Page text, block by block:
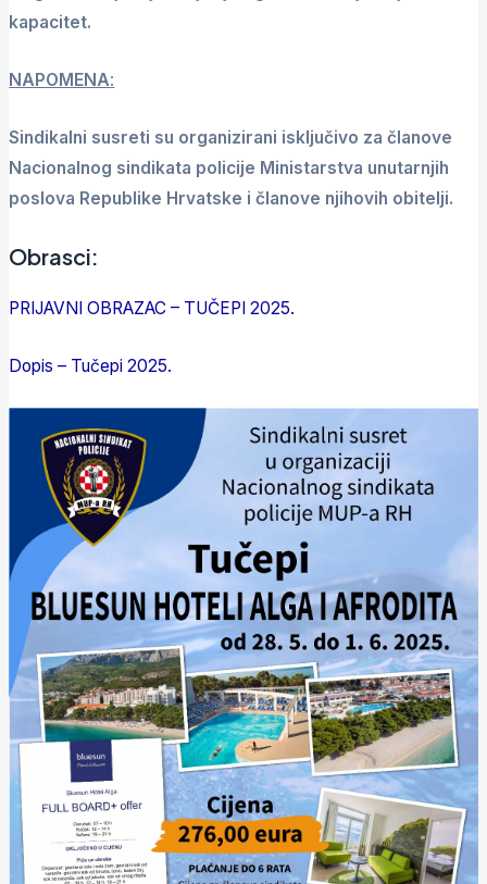
kapacitet.
NAPOMENA:
Sindikalni susreti su organizirani isključivo za članove
Nacionalnog sindikata policije Ministarstva unutarnjih
poslova Republike Hrvatske i članove njihovih obitelji.
Obrasci:
PRIJAVNI OBRAZAC – TUČEPI 2025.
Dopis – Tučepi 2025.